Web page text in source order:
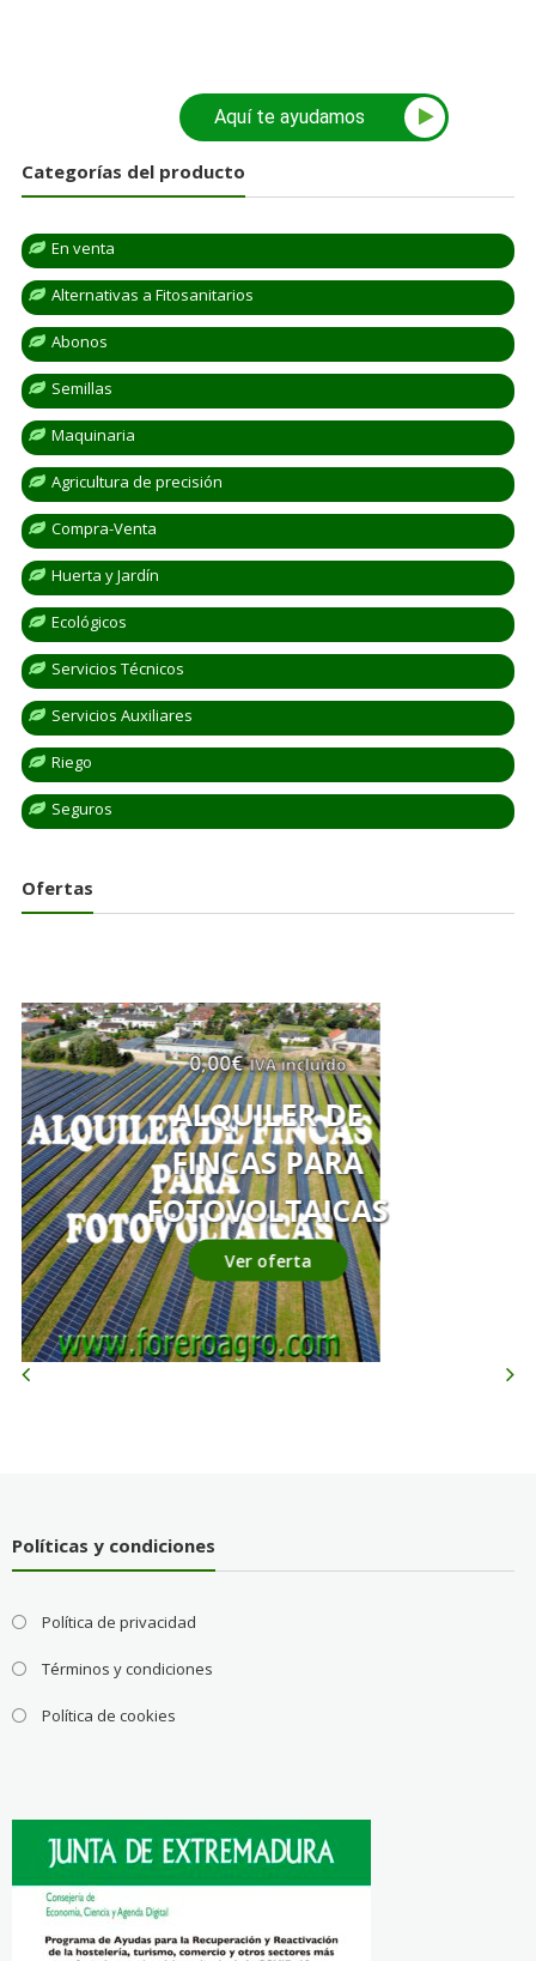
Aquí te ayudamos
Categorías del producto
En venta
Alternativas a Fitosanitarios
Abonos
Semillas
Maquinaria
Agricultura de precisión
Compra-Venta
Huerta y Jardín
Ecológicos
Servicios Técnicos
Servicios Auxiliares
Riego
Seguros
Ofertas
0,00€ IVA incluido
ALQUILER DE
FINCAS PARA
FOTOVOLTAICAS
Ver oferta
Políticas y condiciones
Política de privacidad
Términos y condiciones
Política de cookies